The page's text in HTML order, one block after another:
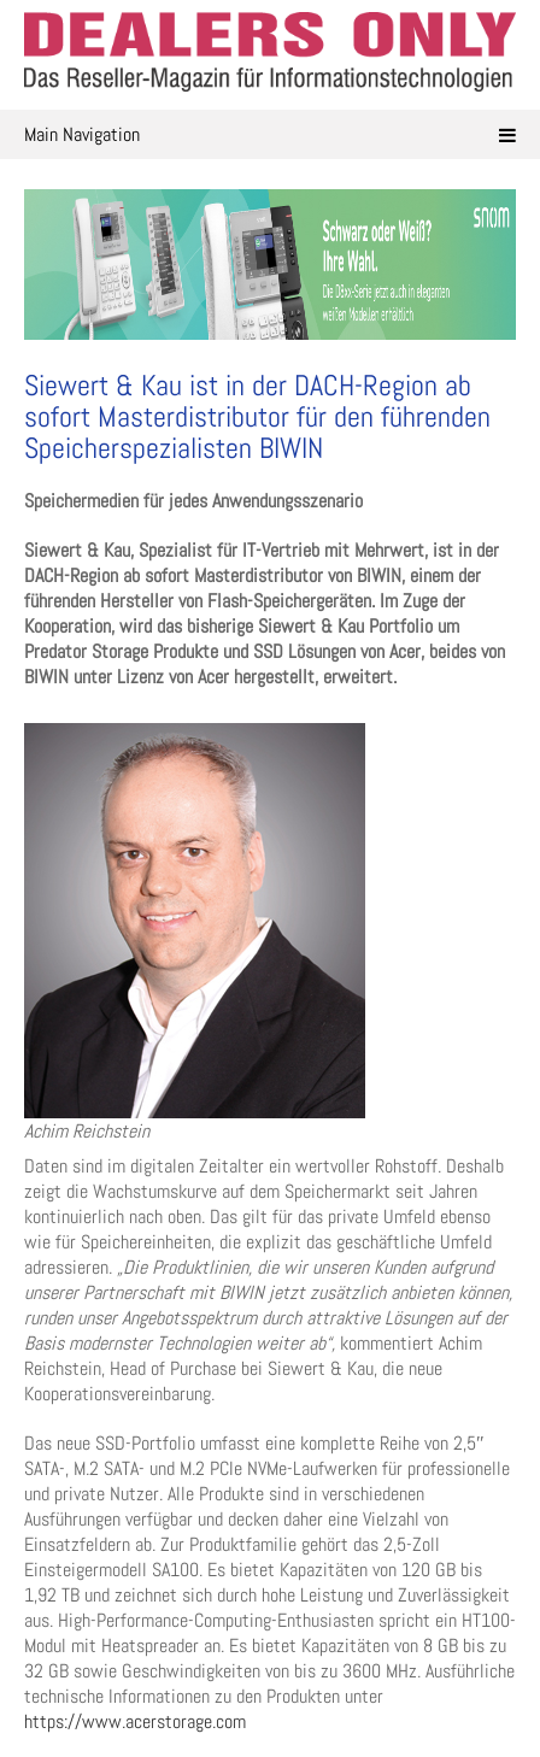
Skip
content
Main Navigation
Siewert & Kau ist in der DACH-Region ab
sofort Masterdistributor für den führenden
Speicherspezialisten BIWIN
Speichermedien für jedes Anwendungsszenario
Siewert & Kau, Spezialist für IT-Vertrieb mit Mehrwert, ist in der
DACH-Region ab sofort Masterdistributor von BIWIN, einem der
führenden Hersteller von Flash-Speichergeräten. Im Zuge der
Kooperation, wird das bisherige Siewert & Kau Portfolio um
Predator Storage Produkte und SSD Lösungen von Acer, beides von
BIWIN unter Lizenz von Acer hergestellt, erweitert.
Achim Reichstein
Daten sind im digitalen Zeitalter ein wertvoller Rohstoff. Deshalb
zeigt die Wachstumskurve auf dem Speichermarkt seit Jahren
kontinuierlich nach oben. Das gilt für das private Umfeld ebenso
wie für Speichereinheiten, die explizit das geschäftliche Umfeld
adressieren. „Die Produktlinien, die wir unseren Kunden aufgrund
unserer Partnerschaft mit BIWIN jetzt zusätzlich anbieten können,
runden unser Angebotsspektrum durch attraktive Lösungen auf der
Basis modernster Technologien weiter ab“, kommentiert Achim
Reichstein, Head of Purchase bei Siewert & Kau, die neue
Kooperationsvereinbarung.
Das neue SSD-Portfolio umfasst eine komplette Reihe von 2,5″
SATA-, M.2 SATA- und M.2 PCIe NVMe-Laufwerken für professionelle
und private Nutzer. Alle Produkte sind in verschiedenen
Ausführungen verfügbar und decken daher eine Vielzahl von
Einsatzfeldern ab. Zur Produktfamilie gehört das 2,5-Zoll
Einsteigermodell SA100. Es bietet Kapazitäten von 120 GB bis
1,92 TB und zeichnet sich durch hohe Leistung und Zuverlässigkeit
aus. High-Performance-Computing-Enthusiasten spricht ein HT100-
Modul mit Heatspreader an. Es bietet Kapazitäten von 8 GB bis zu
32 GB sowie Geschwindigkeiten von bis zu 3600 MHz. Ausführliche
technische Informationen zu den Produkten unter
https://www.acerstorage.com